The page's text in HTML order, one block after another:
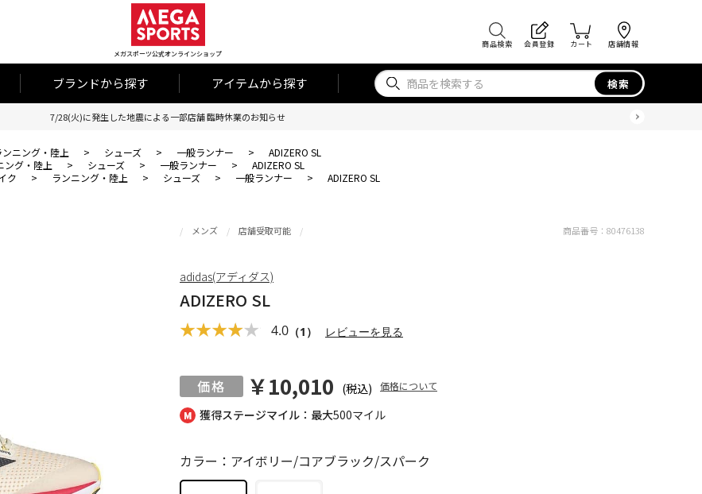
メガスポーツ公式オンラインショップ
商品検索 会員登録 カート 店舗情報
ブランドから探す アイテムから探す 検索
7/28(火)に発生した地震による一部店舗 臨時休業のお知らせ
ンニング・陸上 > シューズ > 一般ランナー >
ADIZERO SL
ング・陸上 > シューズ > 一般ランナー >
ADIZERO SL
ク > ランニング・陸上 > シューズ > 一般ランナー > ADIZERO SL
獲得ステージマイル：最大500マイル
メンズ 店舗受取可能
ADIZERO SL
4.0 （1） レビューを見る
￥10,010 (税込) 価格について
カラー：アイボリー/コアブラック/スパーク
商品番号： 80476138
adidas(アディダス)